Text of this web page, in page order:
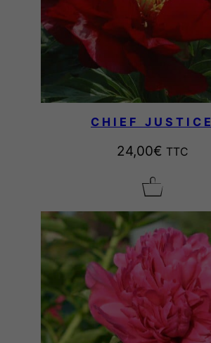
CHIEF JUSTICE
24,00€ TTC